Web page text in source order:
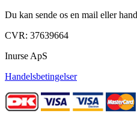
Du kan sende os en mail eller
CVR: 37639664
Inurse ApS
Handelsbetingelser